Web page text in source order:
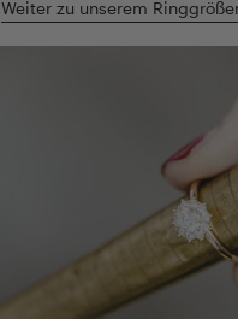
Weiter zu unserem